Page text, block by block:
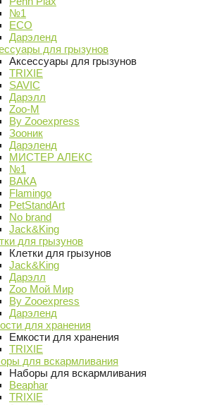
№1
ECO
Дарэленд
для грызунов
Аксессуары для грызунов
TRIXIE
SAVIC
Дарэлл
Zoo-M
By Zooexpress
Зооник
Дарэленд
МИСТЕР АЛЕКС
№1
ВАКА
Flamingo
PetStandArt
No brand
Jack&King
для грызунов
Клетки для грызунов
Jack&King
Дарэлл
Zoo Мой Мир
By Zooexpress
Дарэленд
для хранения
Емкости для хранения
TRIXIE
для вскармливания
Наборы для вскармливания
Beaphar
TRIXIE